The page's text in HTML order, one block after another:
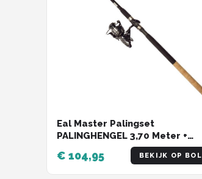
Eal Master Palingset
PALINGHENGEL 3,70 Meter +
PALINGMOLEN Baitrunner
Werpmolen Telescopische
Hengel
€ 104,95 BEKIJK OP BOL